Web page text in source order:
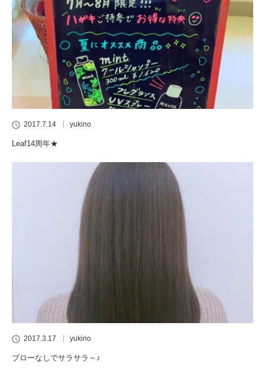
2017.7.14 yukino
Leaf14周年★
2017.3.17 yukino
ブローなしでサラサラ～♪